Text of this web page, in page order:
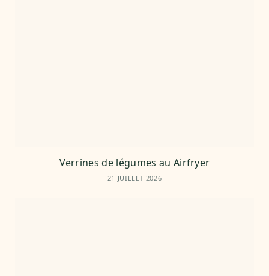
Verrines de légumes au Airfryer
21 JUILLET 2026